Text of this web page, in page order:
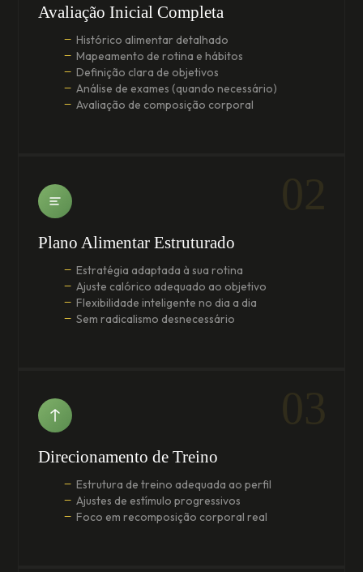
Avaliação Inicial Completa
Histórico alimentar detalhado
Mapeamento de rotina e hábitos
Definição clara de objetivos
Análise de exames (quando necessário)
Avaliação de composição corporal
Plano Alimentar Estruturado
Estratégia adaptada à sua rotina
Ajuste calórico adequado ao objetivo
Flexibilidade inteligente no dia a dia
Sem radicalismo desnecessário
Direcionamento de Treino
Estrutura de treino adequada ao perfil
Ajustes de estímulo progressivos
Foco em recomposição corporal real